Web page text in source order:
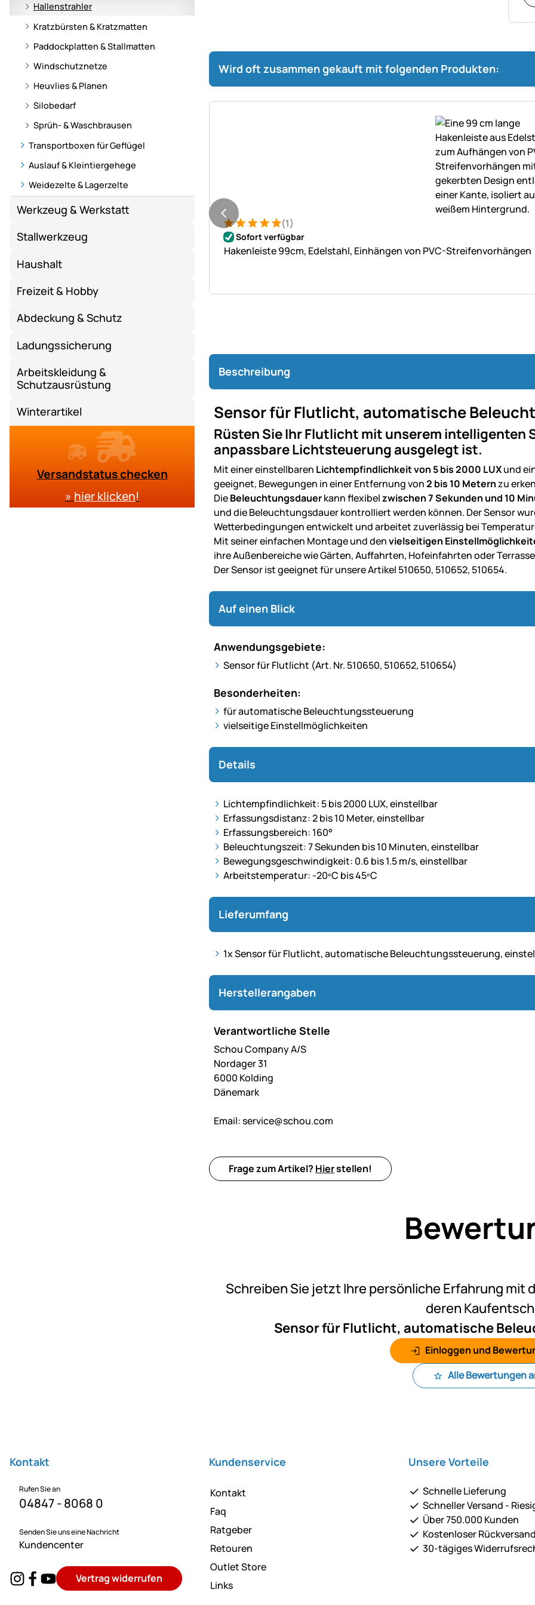
Hallenstrahler
Kratzbürsten & Kratzmatten
Paddockplatten & Stallmatten
Windschutznetze
Heuvlies & Planen
Silobedarf
Sprüh- & Waschbrausen
Transportboxen für Geflügel
Auslauf & Kleintiergehege
Weidezelte & Lagerzelte
Werkzeug & Werkstatt
Stallwerkzeug
Haushalt
Freizeit & Hobby
Abdeckung & Schutz
Ladungssicherung
Arbeitskleidung &
Schutzausrüstung
Winterartikel
Versandstatus checken
» hier klicken!
Wird oft zusammen gekauft mit folgenden Produkten:
Bewertung: 5 von 5 (1 Bewertungen)
1 Bewertung (1)
Sofort verfügbar
Hakenleiste 99cm, Edelstahl, Einhängen von PVC-Streifenvorhängen
Beschreibung
Sensor für Flutlicht, automatische
Rüsten Sie Ihr Flutlicht mit unserem intelligenten
anpassbare Lichtsteuerung ausgelegt ist.
Mit einer einstellbaren Lichtempfindlichkeit von 5 bis 2000 LUXund
geeignet, Bewegungen in einer Entfernung von2 bis 10 Meternzu
DieBeleuchtungsdauerkann flexibelzwischen 7 Sekunden und 10
und die Beleuchtungsdauer kontrolliert werden können. Der Sensor
Wetterbedingungen entwickelt und arbeitet zuverlässig bei
Mit seiner einfachen Montage und denvielseitigen
ihre Außenbereiche wie Gärten, Auffahrten, Hofeinfahrten oder
Der Sensor ist geeignet für unsere Artikel 510650, 510652, 510654.
Auf einen Blick
Anwendungsgebiete:
Sensor für Flutlicht (Art. Nr. 510650, 510652, 510654)
Besonderheiten:
für automatische Beleuchtungssteuerung
vielseitige Einstellmöglichkeiten
Details
Lichtempfindlichkeit: 5 bis 2000 LUX, einstellbar
Erfassungsdistanz: 2 bis 10 Meter, einstellbar
Erfassungsbereich: 160°
Beleuchtungszeit: 7 Sekunden bis 10 Minuten, einstellbar
Bewegungsgeschwindigkeit: 0.6 bis 1.5 m/s, einstellbar
Arbeitstemperatur: -20ºC bis 45ºC
Lieferumfang
1x Sensor für Flutlicht, automatische Beleuchtungssteuerung,
Herstellerangaben
Verantwortliche Stelle
Schou Company A/S
Nordager 31
6000 Kolding
Dänemark
Email:service@schou.com
Frage zum Artikel? Hierstellen!
Schreiben Sie jetzt Ihre persönliche Erfahrung mit
deren
Sensor für Flutlicht, automatische
Einloggen und
Alle Bewertungen
Kontakt
Rufen Sie an
04847 - 8068 0
Senden Sie uns eine Nachricht
Kundencenter
Vertrag widerrufen
Kundenservice
Kontakt
Faq
Ratgeber
Retouren
Outlet Store
Links
Unsere Vorteile
Schnelle Lieferung
Schneller Versand -
Über 750.000 Kunden
Kostenloser
30-tägiges